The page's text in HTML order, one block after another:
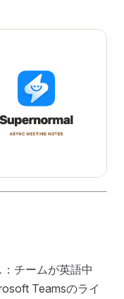
チームが英語中
Teamsのライ